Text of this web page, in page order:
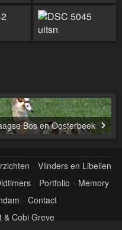
Bos en Oosterbeek
Vlinders en Libellen
Portfolio
Memory
Contact
& Cobi Greve